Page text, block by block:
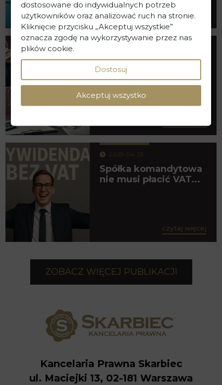
czytaj więcej
Umorzenie udziałów
jednego wspólnika,
czy drugi...
2025-04-25
Spółka komandytowa
nie musi płacić VAT...
czytaj więcej
ZOBACZ WIĘCEJ PUBLIKACJI
Kancelaria Prawna Skarbiec
ul. Maciejki 13, 02-181 Warszawa
dostosowane do indywidualnych potrzeb
użytkowników oraz analizować ruch na stronie.
Kliknięcie przycisku „Akceptuj wszystkie”
oznacza zgodę na wykorzystywanie przez nas
plików cookie.
Dostosuj
Akceptuj wszystko